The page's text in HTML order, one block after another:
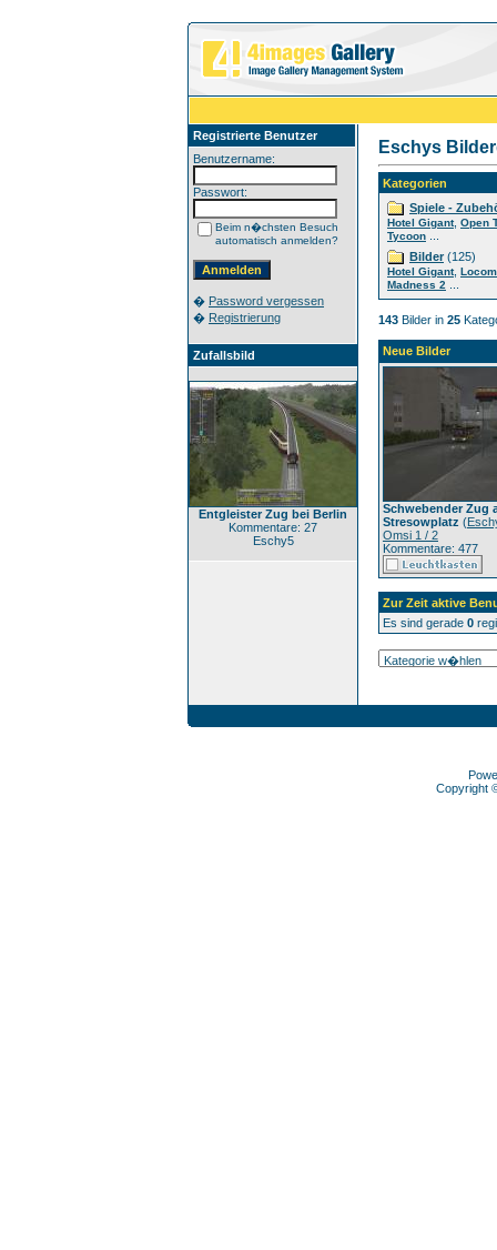
Registrierte Benutzer
Benutzername:
Passwort:
Beim n�chsten Besuch
automatisch anmelden?
� Password vergessen
� Registrierung
Zufallsbild
Entgleister Zug bei Berlin
Kommentare: 27
Eschy5
Eschys
Kategorien
Spiele -
Hotel Gigant, Open
Tycoon
Bilder(125)
Hotel Gigant,
Madness 2
143 Bilder in 25
Neue Bilder
Schwebender Zug
Stresowplatz (
Omsi 1 / 2
Kommentare: 477
Zur Zeit aktive
Es sind gerade 0
Copyright